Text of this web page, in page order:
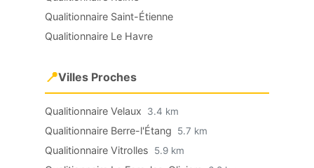
Qualitionnaire Saint-Étienne
Qualitionnaire Le Havre
📍Villes Proches
Qualitionnaire Velaux 3.4 km
Qualitionnaire Berre-l'Étang 5.7 km
Qualitionnaire Vitrolles 5.9 km